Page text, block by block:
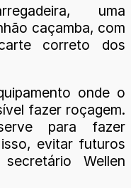
uma
caçamba, com
correto dos
onde o
fazer roçagem.
para fazer
evitar futuros
Wellen